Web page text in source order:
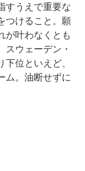
すうえで重要な
つけること。願
が叶わなくとも
スウェーデン・
位といえど、
ム。油断せずに